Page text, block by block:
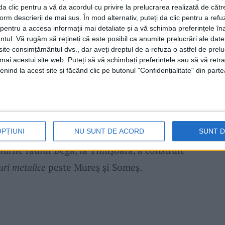
clic pentru a vă da acordul cu privire la prelucrarea realizată de
descrierii de mai sus. În mod alternativ, puteți da clic pentru a
a accesa informații mai detaliate și a vă schimba preferințele
Vă rugăm să rețineți că este posibil ca anumite prelucrări ale
consimțământul dvs., dar aveți dreptul de a refuza o astfel de
acestui site web. Puteți să vă schimbați preferințele sau să vă
la acest site și făcând clic pe butonul "Confidențialitate" din
NU SUNT DE ACORD SUNT
depromenade și piste de bicicletepe
, realizate succesiv, pe o lungime totală de
vizează transformarea albiei râului
pietonilor și bicicliștilor, care să
și să redea râul comunității.
este vorba despre o firmă care a mai
râului Bega, la Timișoara, a construit
metalice peste Mureș și Someș.